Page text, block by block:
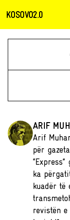
KOSOVO2.0
ARIF
Arif
për
ka
kuadër të
revistën